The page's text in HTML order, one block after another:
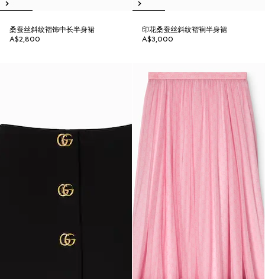
桑蚕丝斜纹褶饰中长半身裙
A$2,800
印花桑蚕丝斜纹褶裥半身裙
A$3,000